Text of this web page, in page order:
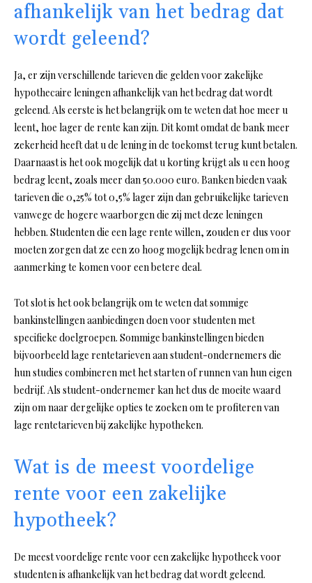
afhankelijk van het bedrag dat
wordt geleend?
Ja, er zijn verschillende tarieven die gelden voor zakelijke
hypothecaire leningen afhankelijk van het bedrag dat wordt
geleend. Als eerste is het belangrijk om te weten dat hoe meer u
leent, hoe lager de rente kan zijn. Dit komt omdat de bank meer
zekerheid heeft dat u de lening in de toekomst terug kunt betalen.
Daarnaast is het ook mogelijk dat u korting krijgt als u een hoog
bedrag leent, zoals meer dan 50.000 euro. Banken bieden vaak
tarieven die 0,25% tot 0,5% lager zijn dan gebruikelijke tarieven
vanwege de hogere waarborgen die zij met deze leningen
hebben. Studenten die een lage rente willen, zouden er dus voor
moeten zorgen dat ze een zo hoog mogelijk bedrag lenen om in
aanmerking te komen voor een betere deal.
Tot slot is het ook belangrijk om te weten dat sommige
bankinstellingen aanbiedingen doen voor studenten met
specifieke doelgroepen. Sommige bankinstellingen bieden
bijvoorbeeld lage rentetarieven aan student-ondernemers die
hun studies combineren met het starten of runnen van hun eigen
bedrijf. Als student-ondernemer kan het dus de moeite waard
zijn om naar dergelijke opties te zoeken om te profiteren van
lage rentetarieven bij zakelijke hypotheken.
Wat is de meest voordelige
rente voor een zakelijke
hypotheek?
De meest voordelige rente voor een zakelijke hypotheek voor
studenten is afhankelijk van het bedrag dat wordt geleend.